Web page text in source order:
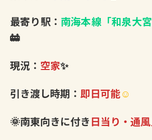
最寄り駅： 南海本線「和泉大
🚋
現況： 空家✨
引き渡し時期： 即日可能☺
🌞南東向きに付き日当り・通